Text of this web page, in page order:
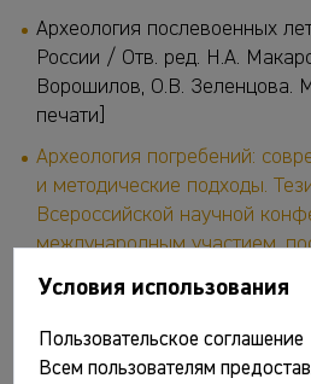
Археология послевоенных
России / Отв. ред. Н.А.
Ворошилов, О.В.
печати]
Археология погребений:
и методические подходы.
Всероссийской научной
международным участием,
Валерия Ивановича Гуляева
М.: ИА РАН, 2022. ISBN 978-5-
Архитектурная археология.
Седов. М.: ИА РАН, 2022. 267
Условия использования
Пользовательское соглашение
Всем пользователям